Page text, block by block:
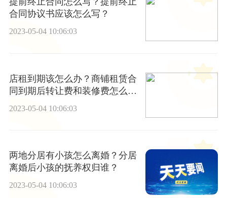
合同协议书应该怎么写？
2023-05-04 10:06:03
店租到期该怎么办？商铺租赁合
同到期后转让费和装修费怎么
2023-05-04 10:06:03
两地分居有小孩怎么离婚？分居
离婚后小孩的抚养权归谁？
2023-05-04 10:06:03